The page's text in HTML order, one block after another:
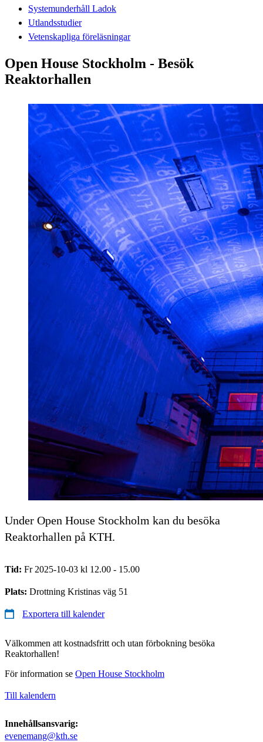
Systemunderhåll Ladok
Utlandsstudier
Vetenskapliga föreläsningar
Open House Stockholm - Besök
Reaktorhallen
Under Open House Stockholm kan du besöka
Reaktorhallen på KTH.
Tid: Fr 2025-10-03 kl 12.00 - 15.00
Plats: Drottning Kristinas väg 51
Exportera till kalender
Välkommen att kostnadsfritt och utan förbokning besöka
Reaktorhallen!
För information se Open House Stockholm
Till kalendern
Innehållsansvarig:
evenemang@kth.se